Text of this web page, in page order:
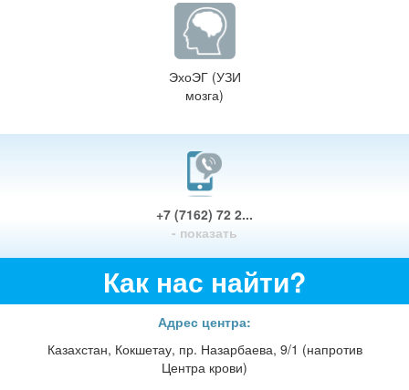
ЭхоЭГ (УЗИ
мозга)
+7 (7162) 72 2...
- показать
Как нас найти?
Адрес центра:
Казахстан, Кокшетау, пр. Назарбаева, 9/1 (напротив
Центра крови)